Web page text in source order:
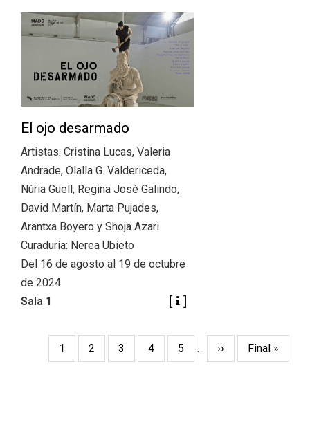
El ojo desarmado
Artistas: Cristina Lucas, Valeria
Andrade, Olalla G. Valdericeda,
Núria Güell, Regina José Galindo,
David Martín, Marta Pujades,
Arantxa Boyero y Shoja Azari
Curaduría: Nerea Ubieto
Del 16 de agosto al 19 de octubre
de 2024
Sala 1
PaginationCurrent
1 Page
2 Page
3 Page
4 Page
5 …
Next
››
Last
Final »